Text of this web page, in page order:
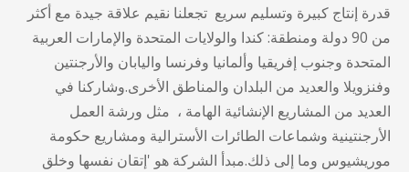
قدرة إنتاج كبيرة وتسليم سريع تجعلنا نقيم علاقة جيدة مع أكثر
من 90 دولة ومنطقة: كندا والولايات المتحدة والإمارات العربية
المتحدة وجنوب إفريقيا وألمانيا وفرنسا واليابان والأرجنتين
وفنزويلا والعديد من البلدان والمناطق الأخرى.وشاركنا في
العديد من المشاريع الإنشائية الهامة ، مثل ورشة العمل
الأرجنتينية وشماعات الطائرات الأسترالية ومشاريع حكومة
موريشيوس وما إلى ذلك.مبدأ الشركة هو 'إتقان نفسها وخلق